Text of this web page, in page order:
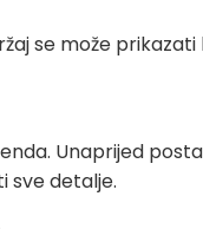
se može
Unaprijed
sve detalje.